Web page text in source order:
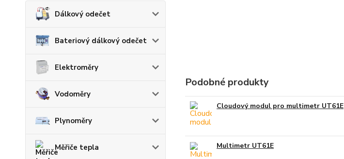
Dálkový odečet
Bateriový dálkový odečet
Elektroměry
Vodoměry
Plynoměry
Měřiče tepla
Podobné produkty
Cloudový modul pro multimetr UT61E
Multimetr UT61E